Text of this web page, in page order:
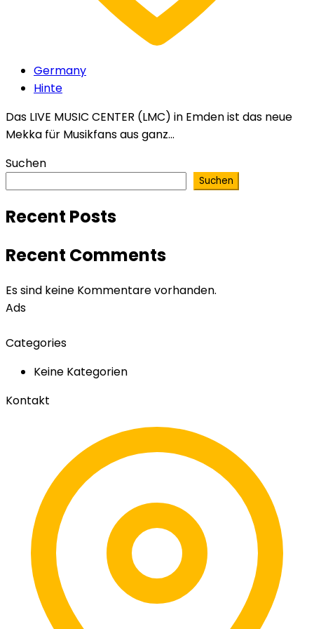
Germany
Hinte
Das LIVE MUSIC CENTER (LMC) in Emden ist das neue
Mekka für Musikfans aus ganz...
Suchen
Suchen
Recent Posts
Recent Comments
Es sind keine Kommentare vorhanden.
Ads
Categories
Keine Kategorien
Kontakt